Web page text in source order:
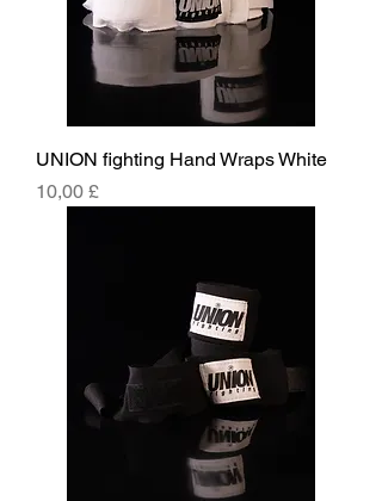
UNION fighting Hand Wraps White
Hinta
10,00 £